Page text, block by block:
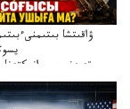
ۋاقىتشا